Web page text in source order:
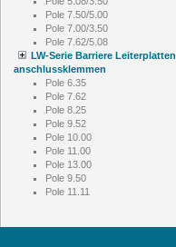
Pole 7.50/5.00
Pole 7.00/3.50
Pole 7.62/5.08
LW-Serie Barriere Leiterplatten
anschlussklemmen
Pole 6.35
Pole 7.62
Pole 8.25
Pole 9.52
Pole 10.00
Pole 11.00
Pole 13.00
Pole 9.50
Pole 11.11